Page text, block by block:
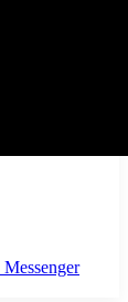
Messenger